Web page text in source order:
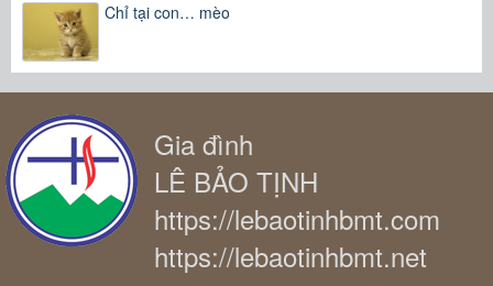
Chỉ tại con… mèo
Gia đình
LÊ BẢO TỊNH
https://lebaotinhbmt.com
https://lebaotinhbmt.net